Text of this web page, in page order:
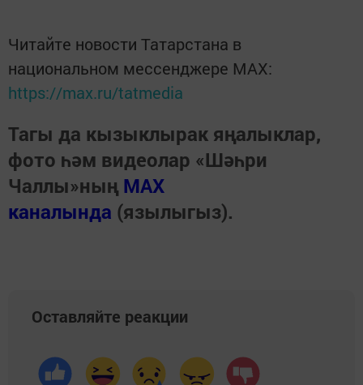
Читайте новости Татарстана в
национальном мессенджере MАХ:
https://max.ru/tatmedia
Тагы да кызыклырак яңалыклар,
фото һәм видеолар «Шәһри
Чаллы»ның MAX
каналында (язылыгыз).
Оставляйте реакции